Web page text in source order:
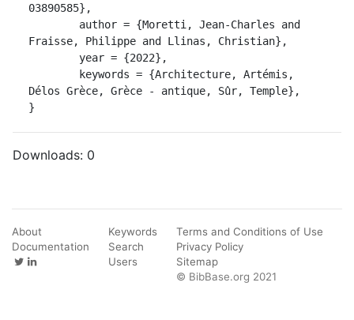
03890585},
Fraisse, Philippe and Llinas, Christian},
Délos Grèce, Grèce - antique, Sûr, Temple},
}
Downloads: 0
About
Documentation
Keywords
Search
Users
Terms and Conditions of Use
Privacy Policy
Sitemap
© BibBase.org 2021